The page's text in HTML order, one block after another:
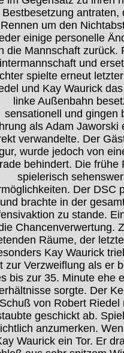
Bestbesetzung
Rennen um den
einige personelle
die Mannschaft zurück.
und
spielte erneut
und Kay Waurick
linke Außenbahn
sensationell und gingen
als Adam
verwandelte. Der
wurde jedoch von
behindert. Die frühe
spielerisch
Der DSC
und brachte in der
zu stande.
Chancenverwertung.
Räume, der
Kay Waurick
zur Verzweiflung als er
bis zur 35. Minute ehe
sorgte. Der
Schuß von Robert
geschickt ab.
anzumerken.
Waurick ein Tor. Er